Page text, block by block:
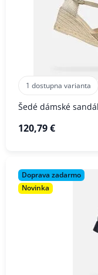
1 dostupna varianta
Šedé dámské
120,79 €
Doprava zadarmo
Novinka